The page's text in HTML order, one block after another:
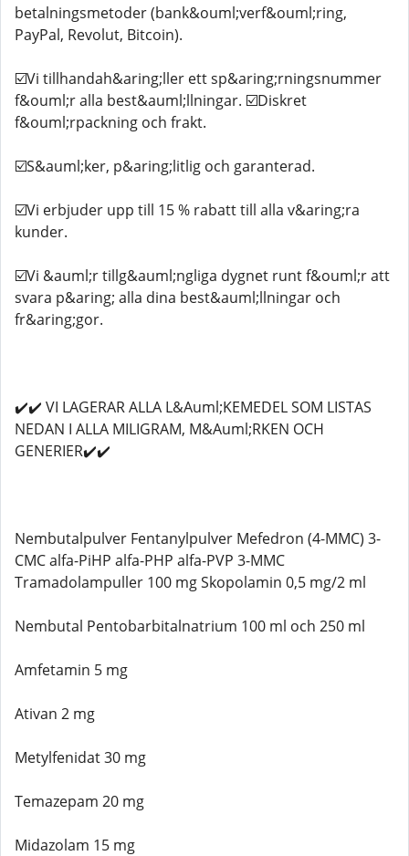
betalningsmetoder (bank&ouml;verf&ouml;ring,
PayPal, Revolut, Bitcoin).
☑️Vi tillhandah&aring;ller ett sp&aring;rningsnummer
f&ouml;r alla best&auml;llningar. ☑️Diskret
f&ouml;rpackning och frakt.
☑️S&auml;ker, p&aring;litlig och garanterad.
☑️Vi erbjuder upp till 15 % rabatt till alla v&aring;ra
kunder.
☑️Vi &auml;r tillg&auml;ngliga dygnet runt f&ouml;r att
svara p&aring; alla dina best&auml;llningar och
fr&aring;gor.
✔️✔️ VI LAGERAR ALLA L&Auml;KEMEDEL SOM LISTAS
NEDAN I ALLA MILIGRAM, M&Auml;RKEN OCH
GENERIER✔️✔️
Nembutalpulver Fentanylpulver Mefedron (4-MMC) 3-
CMC alfa-PiHP alfa-PHP alfa-PVP 3-MMC
Tramadolampuller 100 mg Skopolamin 0,5 mg/2 ml
Nembutal Pentobarbitalnatrium 100 ml och 250 ml
Amfetamin 5 mg
Ativan 2 mg
Metylfenidat 30 mg
Temazepam 20 mg
Midazolam 15 mg